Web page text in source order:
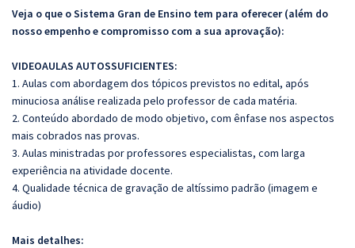
Veja o que o Sistema Gran de Ensino tem para oferecer (além do
nosso empenho e compromisso com a sua aprovação):
VIDEOAULAS AUTOSSUFICIENTES:
1. Aulas com abordagem dos tópicos previstos no edital, após
minuciosa análise realizada pelo professor de cada matéria.
2. Conteúdo abordado de modo objetivo, com ênfase nos aspectos
mais cobrados nas provas.
3. Aulas ministradas por professores especialistas, com larga
experiência na atividade docente.
4. Qualidade técnica de gravação de altíssimo padrão (imagem e
áudio)
Mais detalhes: